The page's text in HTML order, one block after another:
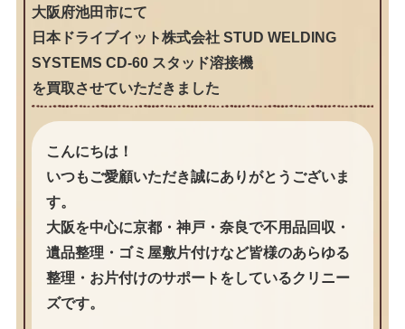
大阪府池田市にて
日本ドライブイット株式会社 STUD WELDING
SYSTEMS CD-60 スタッド溶接機
を買取させていただきました
こんにちは！
いつもご愛顧いただき誠にありがとうございま
す。
大阪を中心に京都・神戸・奈良で不用品回収・
遺品整理・ゴミ屋敷片付けなど皆様のあらゆる
整理・お片付けのサポートをしているクリニー
ズです。